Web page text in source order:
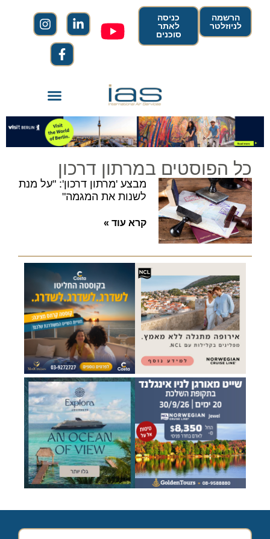
הרשמה
לניוזלטר
כניסה
לאתר
סוכנים
כל הפוסטים במרתון דרכון
מבצע 'מרתון דרכון': "על מנת
לשנות את המגמה"
קרא עוד »